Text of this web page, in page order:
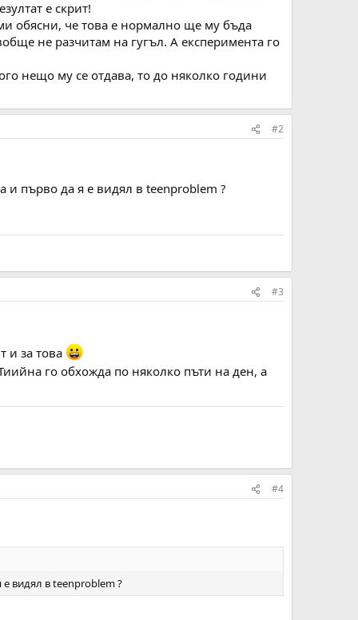
е скрит!
обясни, че това е нормално ще му бъда
не разчитам на гугъл. А експеримента го
нещо му се отдава, то до няколко години
#2
и първо да я е видял в teenproblem ?
#3
и за това
го обхожда по няколко пъти на ден, а
#4
е видял в teenproblem ?